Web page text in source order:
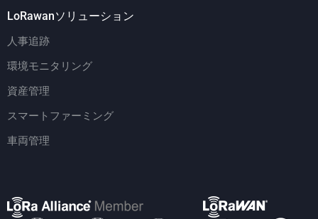
LoRawanソリューション
人事追跡
環境モニタリング
資産管理
スマートファーミング
車両管理